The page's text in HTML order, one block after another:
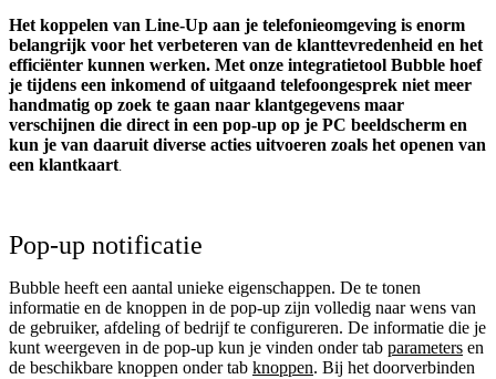
Het koppelen van Line-Up aan je telefonieomgeving is enorm
belangrijk voor het verbeteren van de klanttevredenheid en het
efficiënter kunnen werken. Met onze integratietool Bubble hoef
je tijdens een inkomend of uitgaand telefoongesprek niet meer
handmatig op zoek te gaan naar klantgegevens maar
verschijnen die direct in een pop-up op je PC beeldscherm en
kun je van daaruit diverse acties uitvoeren zoals het openen van
een klantkaart
Pop-up notificatie
Bubble heeft een aantal unieke eigenschappen. De te tonen
informatie en de knoppen in de pop-up zijn volledig naar wens van
de gebruiker, afdeling of bedrijf te configureren. De informatie die je
kunt weergeven in de pop-up kun je vinden onder tab parameters en
de beschikbare knoppen onder tab knoppen. Bij het doorverbinden